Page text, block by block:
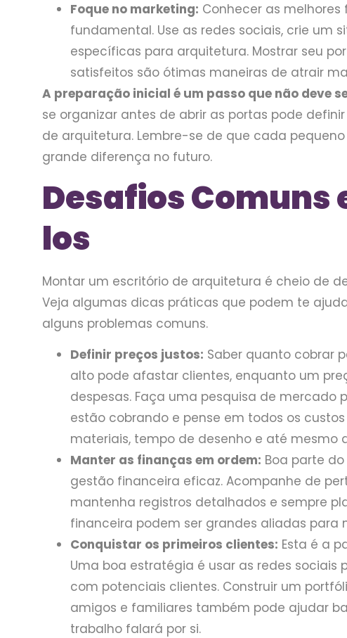
Foque no marketing: Conhecer as
fundamental. Use as redes sociais, crie um
específicas para arquitetura. Mostrar seu
satisfeitos são ótimas maneiras de atrair
A preparação inicial é um passo que não deve
se organizar antes de abrir as portas pode
de arquitetura. Lembre-se de que cada
grande diferença no futuro.
Desafios Comuns
los
Montar um escritório de arquitetura é cheio de
Veja algumas dicas práticas que podem te
alguns problemas comuns.
Definir preços justos: Saber quanto cobrar
alto pode afastar clientes, enquanto um
despesas. Faça uma pesquisa de
estão cobrando e pense em todos os
materiais, tempo de desenho e até mesmo
Manter as finanças em ordem: Boa parte
gestão financeira eficaz. Acompanhe de
mantenha registros detalhados e sempre
financeira podem ser grandes aliadas para
Conquistar os primeiros clientes: Esta é a
Uma boa estratégia é usar as redes
com potenciais clientes. Construir um
amigos e familiares também pode ajudar
trabalho falará por si.